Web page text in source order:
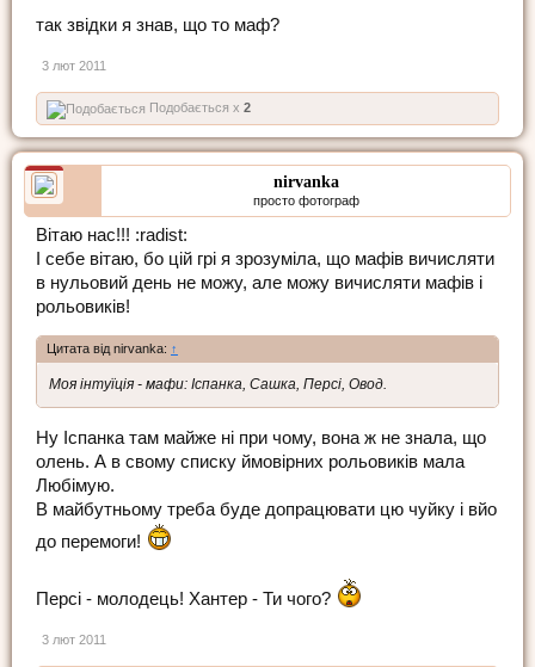
так звідки я знав, що то маф?
3 лют 2011
Подобається x 2
nirvanka
просто фотограф
Вітаю нас!!! :radist:
І себе вітаю, бо цій грі я зрозуміла, що мафів вичисляти
в нульовий день не можу, але можу вичисляти мафів і
рольовиків!
Цитата від nirvanka: ↑
Моя інтуїція - мафи: Іспанка, Сашка, Персі, Овод.
Ну Іспанка там майже ні при чому, вона ж не знала, що
олень. А в свому списку ймовірних рольовиків мала
Любімую.
В майбутньому треба буде допрацювати цю чуйку і вйо
до перемоги!
Персі - молодець! Хантер - Ти чого?
3 лют 2011